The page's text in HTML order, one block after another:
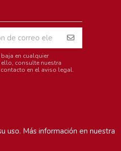
en cualquier
consulte nuestra
en el aviso legal.
uso. Más información en nuestra